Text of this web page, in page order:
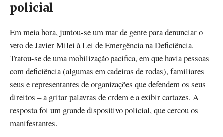
policial
Em meia hora, juntou-se um mar de gente para denunciar o
veto de Javier Milei à Lei de Emergência na Deficiência.
Tratou-se de uma mobilização pacífica, em que havia pessoas
com deficiência (algumas em cadeiras de rodas), familiares
seus e representantes de organizações que defendem os seus
direitos – a gritar palavras de ordem e a exibir cartazes. A
resposta foi um grande dispositivo policial, que cercou os
manifestantes.